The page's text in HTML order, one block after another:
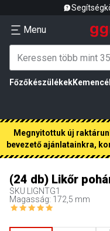
Menu
Főzőkészülékek
Megnyitottuk új
bevezető ajánlatainkra,
(24 db) Likőr
SKU
LIGNTG1
Magasság: 172,5 mm